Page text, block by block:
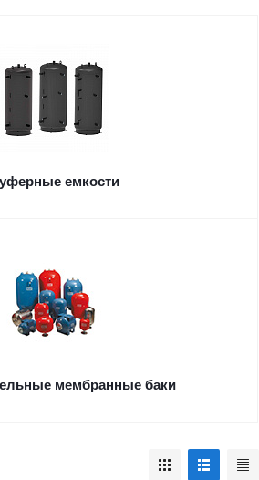
емкости
мембранные баки